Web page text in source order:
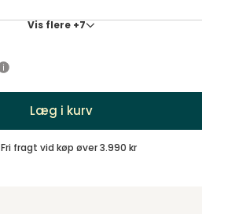
Vis flere +7
Læg i kurv
Fri fragt vid køp øver 3.990 kr